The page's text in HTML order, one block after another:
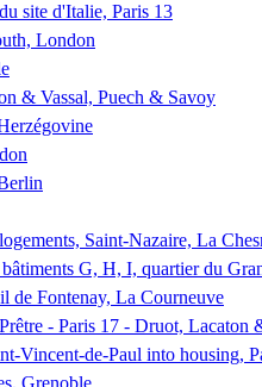
site d'Italie, Paris 13
London
& Vassal, Puech & Savoy
Saint-Nazaire, La
G, H, I, quartier du
de Fontenay, La Courneuve
- Paris 17 - Druot, Lacaton
Vincent-de-Paul into housing,
Grenoble